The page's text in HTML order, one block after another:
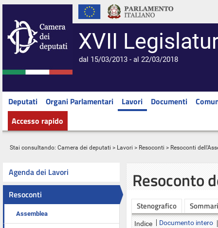
XVII
dal 15/03/2013 - al 22/03/2018
Deputati Organi Parlamentari Lavori Documenti
Accesso rapido
Stai consultando: Camera dei deputati > Lavori > Resoconti > Resoconti
Agenda dei Lavori
Resoconti
Assemblea
Resoconto
Stenografico
Indice Documento intero